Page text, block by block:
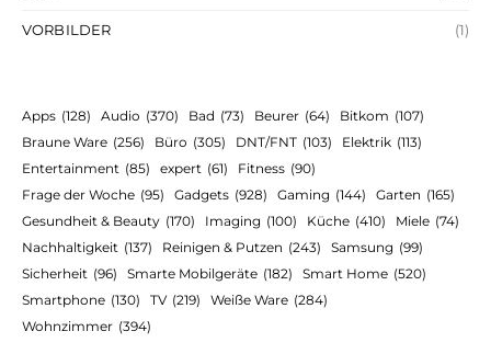
VORBILDER (1)
Apps (128) Audio (370) Bad (73) Beurer (64) Bitkom (107)
Braune Ware (256) Büro (305) DNT/FNT (103) Elektrik (113)
Entertainment (85) expert (61) Fitness (90)
Frage der Woche (95) Gadgets (928) Gaming (144) Garten (165)
Gesundheit & Beauty (170) Imaging (100) Küche (410) Miele (74)
Nachhaltigkeit (137) Reinigen & Putzen (243) Samsung (99)
Sicherheit (96) Smarte Mobilgeräte (182) Smart Home (520)
Smartphone (130) TV (219) Weiße Ware (284)
Wohnzimmer (394)